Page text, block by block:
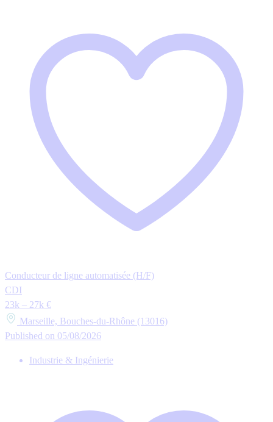
Conducteur de ligne automatisée (H/F)
CDI
23k – 27k €
Marseille, Bouches-du-Rhône (13016)
Published on 05/08/2026
Industrie & Ingénierie